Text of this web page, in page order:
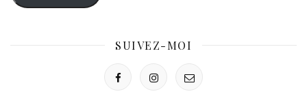
SUIVEZ-MOI